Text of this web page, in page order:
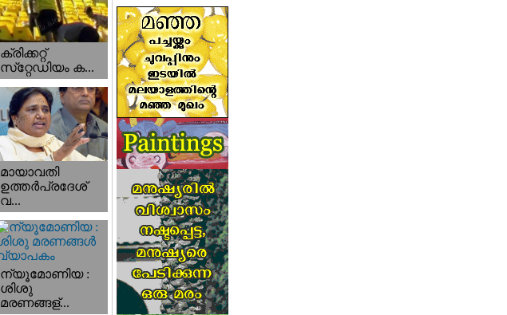
ക്രിക്കറ്റ്
സ്‌റ്റേഡിയം ക...
മായാവതി
ഉത്തര്‍പ്രദേശ്‌
വ...
ന്യൂമോണിയ :
ശിശു
മരണങ്ങള്...